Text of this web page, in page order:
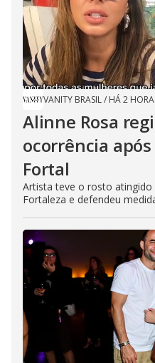
VANITY BRASIL/ HÁ 2
Alinne Rosa
ocorrência
Fortal
Artista teve o rosto
Fortaleza e defendeu